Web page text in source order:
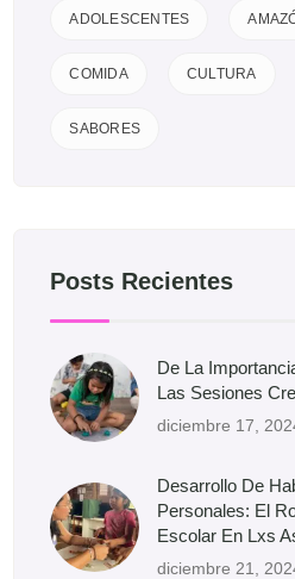
ADOLESCENTES
COMIDA CULTURA
SABORES
Posts Recientes
De La
Las Sesiones
diciembre 17,
Desarrollo De
Personales: El
Escolar En Lxs
diciembre 21,